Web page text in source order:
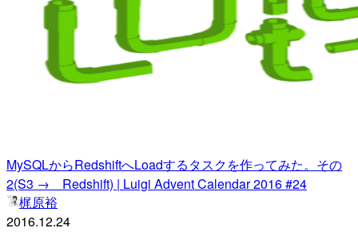
MySQLからRedshiftへLoadするタスクを作ってみた。その
2(S3 → Redshift) | Luigi Advent Calendar 2016 #24
梶原裕
2016.12.24